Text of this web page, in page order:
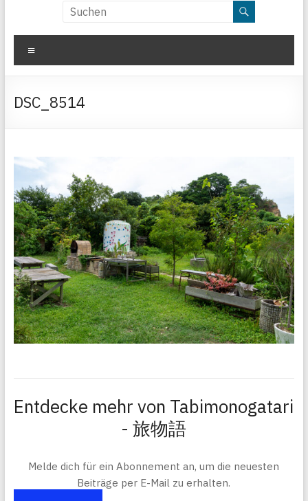
DSC_8514
Entdecke mehr von Tabimonogatari
- 旅物語
Melde dich für ein Abonnement an, um die neuesten
Beiträge per E-Mail zu erhalten.